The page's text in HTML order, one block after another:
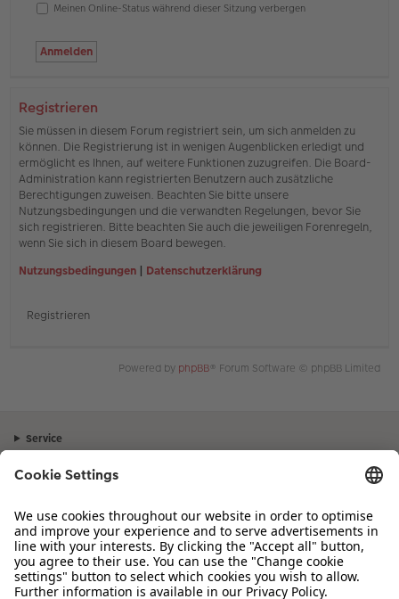
Meinen Online-Status während dieser Sitzung verbergen
Registrieren
Sie müssen in diesem Forum registriert sein, um sich anmelden zu
können. Die Registrierung ist in wenigen Augenblicken erledigt und
ermöglicht es Ihnen, auf weitere Funktionen zuzugreifen. Die Board-
Administration kann registrierten Benutzern auch zusätzliche
Berechtigungen zuweisen. Beachten Sie bitte unsere
Nutzungsbedingungen und die verwandten Regelungen, bevor Sie
sich registrieren. Bitte beachten Sie auch die jeweiligen Forenregeln,
wenn Sie sich in diesem Board bewegen.
Nutzungsbedingungen | Datenschutzerklärung
Registrieren
Powered by phpBB® Forum Software © phpBB Limited
Service
Sortiment